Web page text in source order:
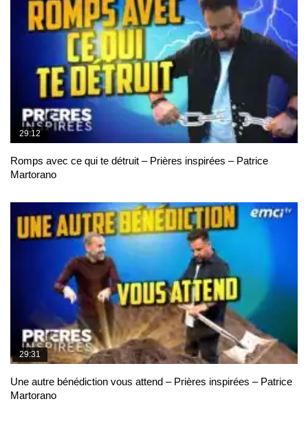
29:12
Romps avec ce qui te détruit – Prières inspirées – Patrice
Martorano
29:31
Une autre bénédiction vous attend – Prières inspirées – Patrice
Martorano